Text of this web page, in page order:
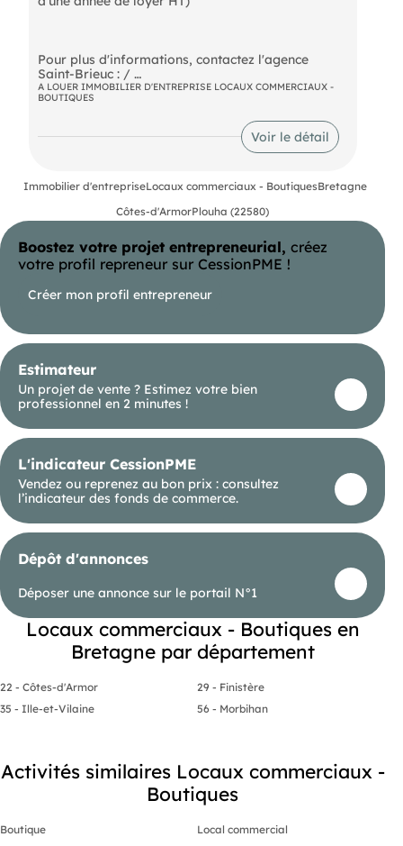
Pour plus d'informations, contactez l'agence
Saint-Brieuc : /
- Honoraires : 30% HT à la charge du preneur (soit
A LOUER IMMOBILIER D'ENTREPRISE LOCAUX COMMERCIAUX -
BOUTIQUES
Voir le détail
Immobilier d'entrepriseLocaux commerciaux - BoutiquesBretagne
Côtes-d'ArmorPlouha (22580)
Boostez votre projet entrepreneurial, créez
votre profil repreneur sur CessionPME !
Créer mon profil entrepreneur
Estimateur
Un projet de vente ? Estimez votre bien
professionnel en 2 minutes !
L'indicateur CessionPME
Vendez ou reprenez au bon prix : consultez
l’indicateur des fonds de commerce.
Dépôt d'annonces
Déposer une annonce sur le portail N°1
Locaux commerciaux - Boutiques en
Bretagne par département
22 - Côtes-d'Armor
29 - Finistère
35 - Ille-et-Vilaine
56 - Morbihan
Activités similaires Locaux commerciaux -
Boutiques
Boutique Local commercial